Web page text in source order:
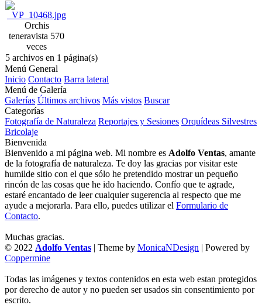
Orchis
teneravista 570
veces
5 archivos en 1 página(s)
Menú General
Inicio Contacto Barra lateral
Menú de Galería
Galerías Últimos archivos Más vistos Buscar
Categorías
Fotografía de Naturaleza Reportajes y Sesiones Orquídeas Silvestres
Bricolaje
Bienvenida
Bienvenido a mi página web. Mi nombre es Adolfo Ventas, amante
de la fotografía de naturaleza. Te doy las gracias por visitar este
humilde sitio con el que sólo he pretendido mostrar un pequeño
rincón de las cosas que he ido haciendo. Confío que te agrade,
estaré encantado de leer cualquier sugerencia al respecto que me
ayude a mejorarla. Para ello, puedes utilizar el Formulario de
Contacto.
Muchas gracias.
© 2022 Adolfo Ventas | Theme by MonicaNDesign | Powered by
Coppermine
Todas las imágenes y textos contenidos en esta web estan protegidos
por derecho de autor y no pueden ser usados sin consentimiento por
escrito.